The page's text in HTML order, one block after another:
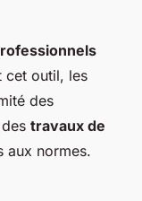
cet outil, les
des
travaux de
aux normes.